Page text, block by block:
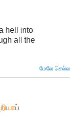
hell into
all the
மேலே செல்ல